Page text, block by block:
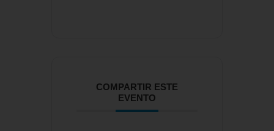
COMPARTIR ESTE
EVENTO